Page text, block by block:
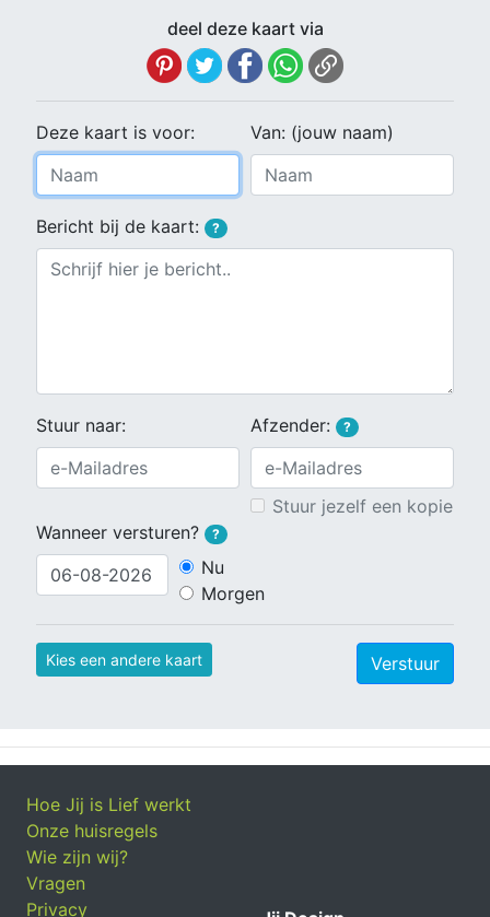
deel deze kaart via
Deze kaart is voor: Van: (jouw naam)
Bericht bij de kaart: ?
Stuur naar: Afzender: ?
Stuur jezelf een kopie
Wanneer versturen?
?
Nu
Morgen
Kies een andere kaart Verstuur
Hoe Jij is Lief werkt
Onze huisregels
Wie zijn wij?
Vragen
Privacy